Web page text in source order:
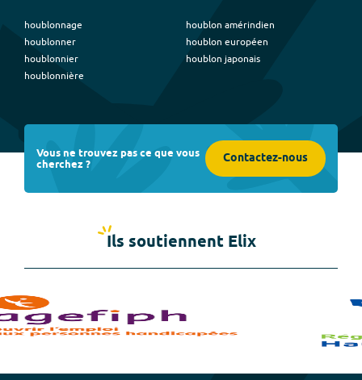
houblonnage
houblonner
houblonnier
houblonnière
houblon amérindien
houblon européen
houblon japonais
Vous ne trouvez pas ce que vous
cherchez ? Contactez-nous
Ils soutiennent Elix